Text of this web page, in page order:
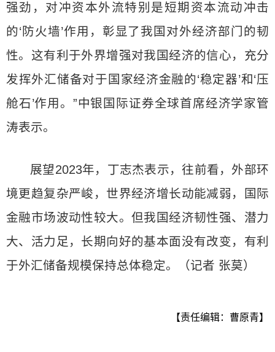
强劲，对冲资本外流特别是短期资本流动冲击
的‘防火墙’作用，彰显了我国对外经济部门的韧
性。这有利于外界增强对我国经济的信心，充分
发挥外汇储备对于国家经济金融的‘稳定器’和‘压
舱石’作用。”中银国际证券全球首席经济学家管
涛表示。
展望2023年，丁志杰表示，往前看，外部环
境更趋复杂严峻，世界经济增长动能减弱，国际
金融市场波动性较大。但我国经济韧性强、潜力
大、活力足，长期向好的基本面没有改变，有利
于外汇储备规模保持总体稳定。（记者 张莫）
【责任编辑：曹原青】